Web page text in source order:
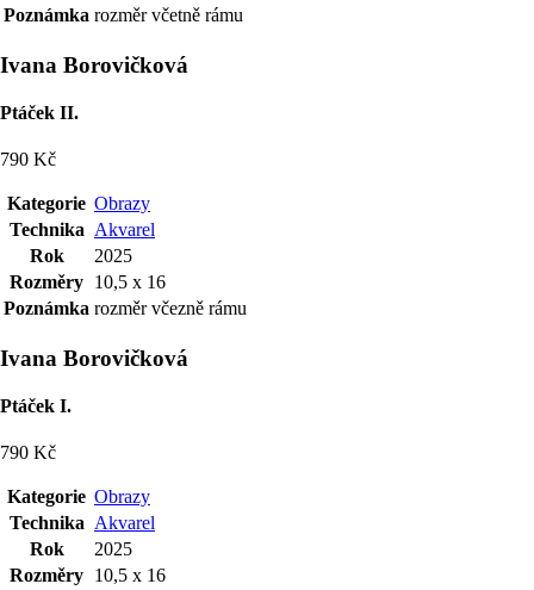
Poznámka rozměr včetně rámu
Ivana Borovičková
Ptáček II.
790 Kč
Kategorie Obrazy
Technika Akvarel
Rok
2025
Rozměry 10,5 x 16
Poznámka rozměr včezně rámu
Ivana Borovičková
Ptáček I.
790 Kč
Kategorie Obrazy
Technika Akvarel
Rok
2025
Rozměry 10,5 x 16